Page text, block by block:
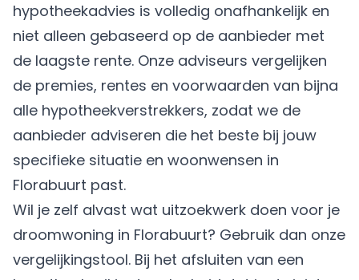
hypotheekadvies is volledig onafhankelijk en
niet alleen gebaseerd op de aanbieder met
de laagste rente. Onze adviseurs vergelijken
de premies, rentes en voorwaarden van bijna
alle hypotheekverstrekkers, zodat we de
aanbieder adviseren die het beste bij jouw
specifieke situatie en woonwensen in
Florabuurt past.
Wil je zelf alvast wat uitzoekwerk doen voor je
droomwoning in Florabuurt? Gebruik dan onze
vergelijkingstool. Bij het afsluiten van een